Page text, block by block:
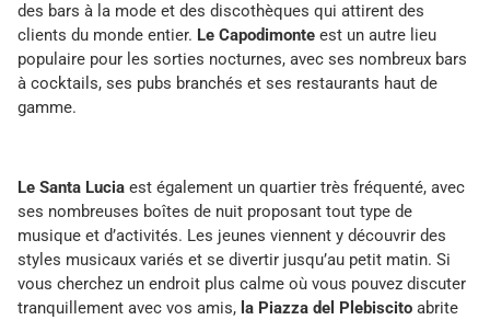
des bars à la mode et des discothèques qui attirent des
clients du monde entier. Le Capodimonte est un autre lieu
populaire pour les sorties nocturnes, avec ses nombreux bars
à cocktails, ses pubs branchés et ses restaurants haut de
gamme.
Le Santa Lucia est également un quartier très fréquenté, avec
ses nombreuses boîtes de nuit proposant tout type de
musique et d’activités. Les jeunes viennent y découvrir des
styles musicaux variés et se divertir jusqu’au petit matin. Si
vous cherchez un endroit plus calme où vous pouvez discuter
tranquillement avec vos amis, la Piazza del Plebiscito abrite